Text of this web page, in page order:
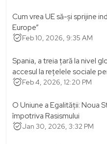
Cum vrea UE să-și sprijine
Europe”
alarm_onFeb 10, 2026, 9:35 AM
Spania, a treia țară la nivel
accesul la rețelele sociale
alarm_onFeb 4, 2026, 12:20 PM
O Uniune a Egalității:
împotriva Rasismului
alarm_onJan 30, 2026, 3:32 PM